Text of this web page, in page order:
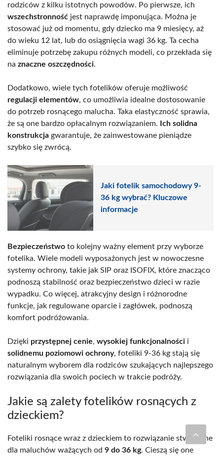
rodziców z kilku istotnych powodów. Po pierwsze, ich
wszechstronność jest naprawdę imponująca. Można je
stosować już od momentu, gdy dziecko ma 9 miesięcy, aż
do wieku 12 lat, lub do osiągnięcia wagi 36 kg. Ta cecha
eliminuje potrzebę zakupu różnych modeli, co przekłada się
na znaczne oszczędności.
Dodatkowo, wiele tych fotelików oferuje możliwość
regulacji elementów, co umożliwia idealne dostosowanie
do potrzeb rosnącego malucha. Taka elastyczność sprawia,
że są one bardzo opłacalnym rozwiązaniem.
Ich solidna
konstrukcja gwarantuje, że zainwestowane pieniądze
szybko się zwrócą.
Jaki fotelik samochodowy 9-
36 kg wybrać? Kluczowe
informacje
Bezpieczeństwo to kolejny ważny element przy wyborze
fotelika. Wiele modeli wyposażonych jest w nowoczesne
systemy ochrony, takie jak SIP oraz ISOFIX, które znacząco
podnoszą stabilność oraz bezpieczeństwo dzieci w razie
wypadku. Co więcej, atrakcyjny design i różnorodne
funkcje, jak regulowane oparcie i zagłówek, podnoszą
komfort podróżowania.
Dzięki przystępnej cenie, wysokiej funkcjonalności i
solidnemu poziomowi ochrony, foteliki 9-36 kg stają się
naturalnym wyborem dla rodziców szukających najlepszego
rozwiązania dla swoich pociech w trakcie podróży.
Jakie są zalety fotelików rosnących z
dzieckiem?
Foteliki rosnące wraz z dzieckiem to rozwiązanie stworzone
dla maluchów ważących od 9 do 36 kg. Cieszą się one